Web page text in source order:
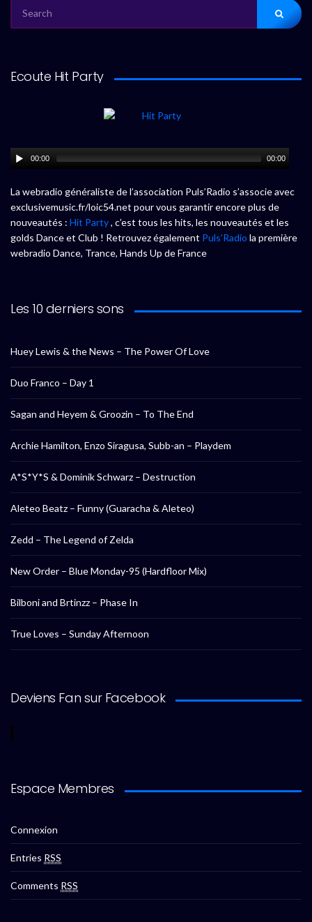
FOR:
Ecoute Hit Party
00:00 00:00
La webradio généraliste de l’association Puls’Radio s’associe avec
exclusivemusic.fr/loic54.net pour vous garantir encore plus de
nouveautés : Hit Party, c’est tous les hits, les nouveautés et les
golds Dance et Club ! Retrouvez également Puls’Radio la première
webradio Dance, Trance, Hands Up de France
Les 10 derniers sons
Huey Lewis & the News – The Power Of Love
Duo Franco – Day 1
Sagan and Heyem & Groozin – To The End
Archie Hamilton, Enzo Siragusa, Subb-an – Playdem
A*S*Y*S & Dominik Schwarz – Destruction
Aleteo Beatz – Funny (Guaracha & Aleteo)
Zedd – The Legend of Zelda
New Order – Blue Monday-95 (Hardfloor Mix)
Bilboni and Brtinzz – Phase In
True Loves – Sunday Afternoon
Deviens Fan sur Facebook
Espace Membres
Connexion
Entries RSS
Comments RSS